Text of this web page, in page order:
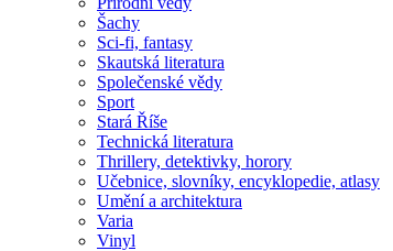
Šachy
Sci-fi, fantasy
Skautská literatura
Společenské vědy
Sport
Stará Říše
Technická literatura
Thrillery, detektivky, horory
Učebnice, slovníky, encyklopedie, atlasy
Umění a architektura
Varia
Vinyl